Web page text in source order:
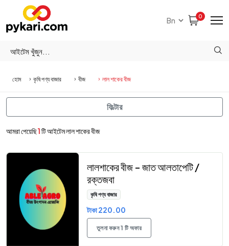
0
হোম কৃষি পণ্য বাজার বীজ লাল শাকের বীজ
আমরা পেয়েছি1টি আইটেম লাল শাকের বীজ
লালশাকের বীজ - জাত আলতাপেটি /
রক্তজবা
কৃষি পণ্য বাজার
টাকা 220.00
তুলনা করুন 1 টি অফার
ফিল্টার